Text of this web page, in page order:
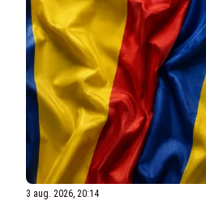
3 aug. 2026, 20:14